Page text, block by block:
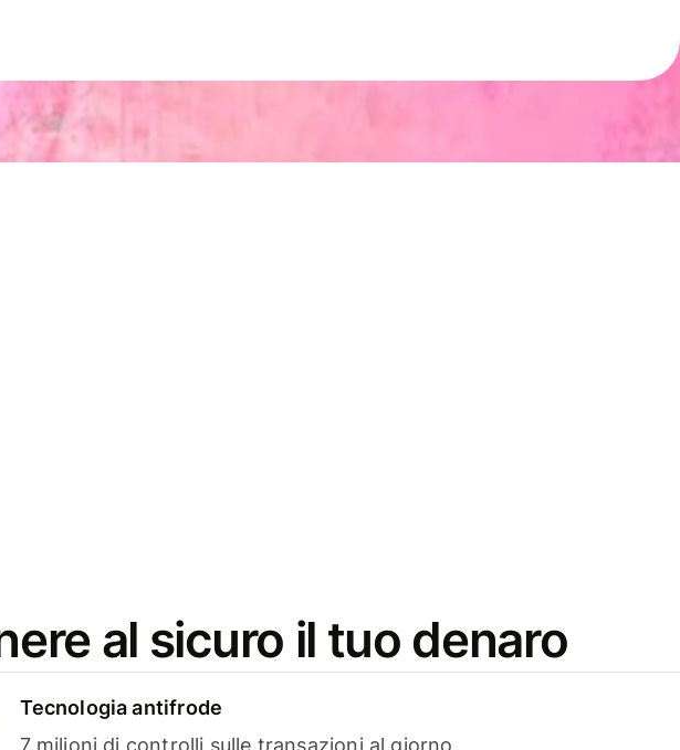
al sicuro il tuo denaro
Tecnologia antifrode
7 milioni di controlli sulle transazioni al giorno.